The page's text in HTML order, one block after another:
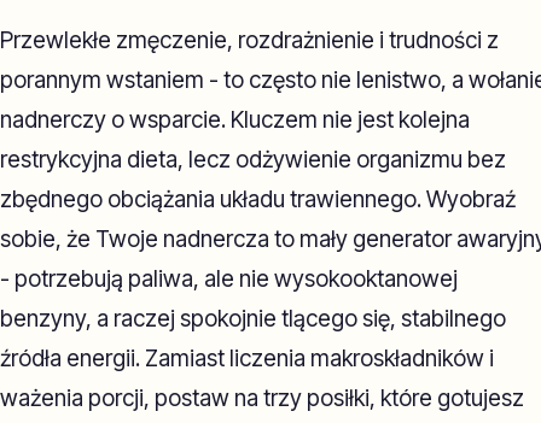
Przewlekłe zmęczenie, rozdrażnienie i trudności z
porannym wstaniem - to często nie lenistwo, a
nadnerczy o wsparcie. Kluczem nie jest kolejna
restrykcyjna dieta, lecz odżywienie organizmu bez
zbędnego obciążania układu trawiennego. Wyobraź
sobie, że Twoje nadnercza to mały generator
- potrzebują paliwa, ale nie wysokooktanowej
benzyny, a raczej spokojnie tlącego się, stabilnego
źródła energii. Zamiast liczenia makroskładników i
ważenia porcji, postaw na trzy posiłki, które gotujesz